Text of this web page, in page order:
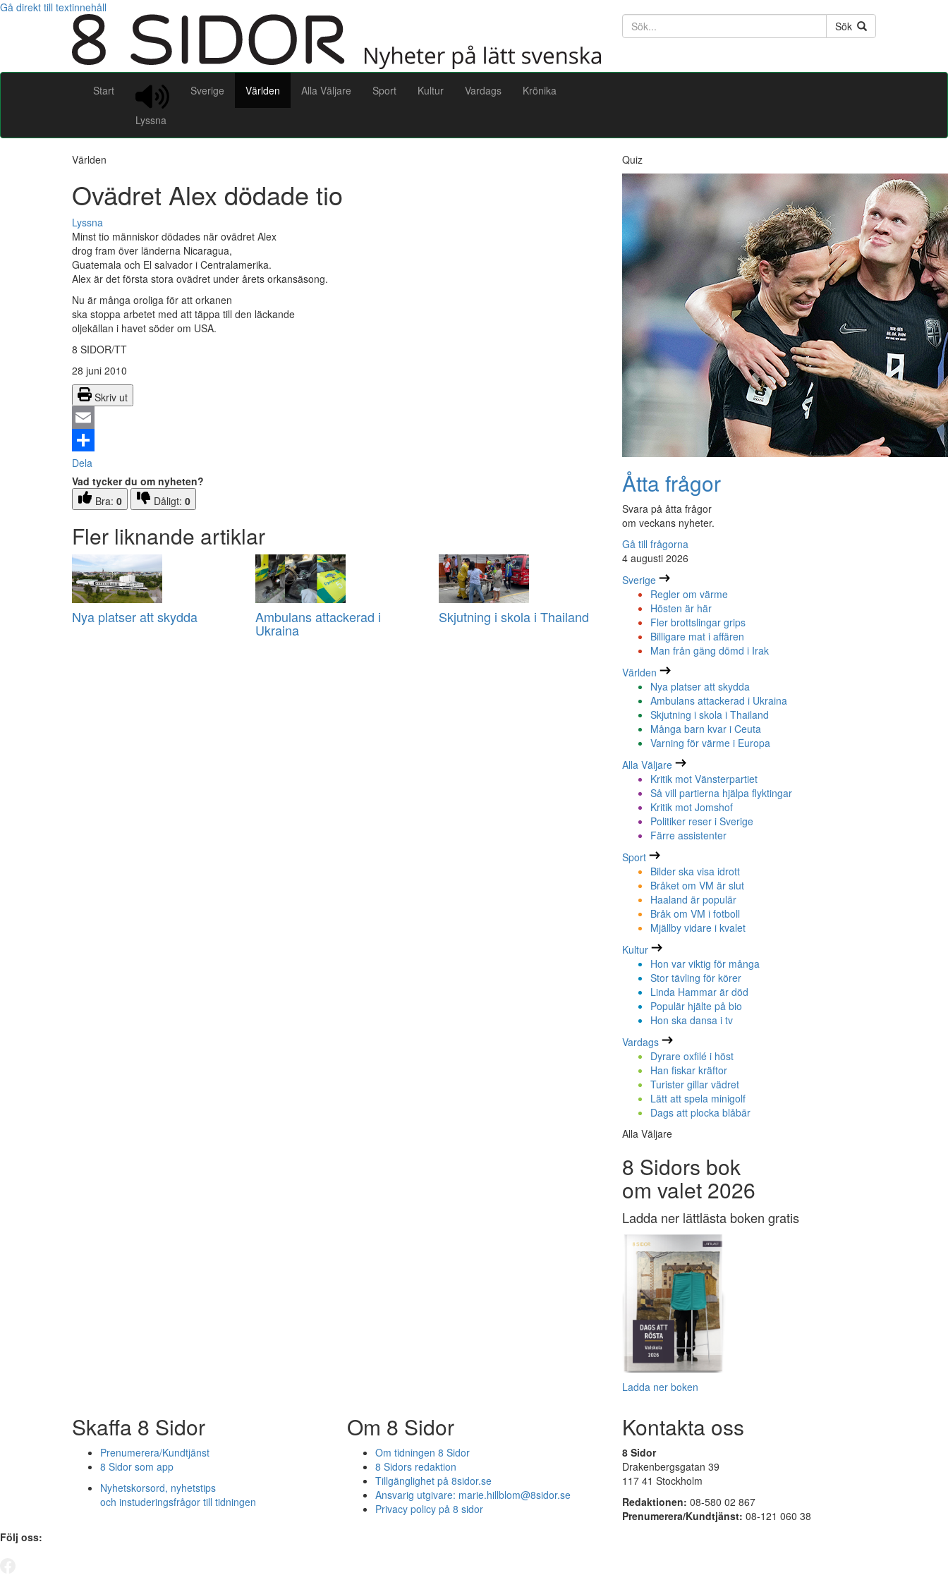
Gå direkt till textinnehåll
Söktext
Sök
Start
Lyssna
Sverige Världen Alla Väljare Sport Kultur Vardags Krönika
Världen
Ovädret Alex dödade tio
Lyssna
Minst tio människor dödades när ovädret Alex
drog fram över länderna Nicaragua,
Guatemala och El salvador i Centralamerika.
Alex är det första stora ovädret under årets orkansäsong.
Nu är många oroliga för att orkanen
ska stoppa arbetet med att täppa till den läckande
oljekällan i havet söder om USA.
8 SIDOR/TT
28 juni 2010
Skriv ut
Email
Dela
Vad tycker du om nyheten?
Bra: 0 Dåligt: 0
Fler liknande artiklar
Nya platser att skydda Ambulans attackerad i
Ukraina
Skjutning i skola i Thailand
Quiz
Åtta frågor
Svara på åtta frågor
om veckans nyheter.
Gå till frågorna
4 augusti 2026
Sverige
Regler om värme
Hösten är här
Fler brottslingar grips
Billigare mat i affären
Man från gäng dömd i Irak
Världen
Nya platser att skydda
Ambulans attackerad i Ukraina
Skjutning i skola i Thailand
Många barn kvar i Ceuta
Varning för värme i Europa
Alla Väljare
Kritik mot Vänsterpartiet
Så vill partierna hjälpa flyktingar
Kritik mot Jomshof
Politiker reser i Sverige
Färre assistenter
Sport
Bilder ska visa idrott
Bråket om VM är slut
Haaland är populär
Bråk om VM i fotboll
Mjällby vidare i kvalet
Kultur
Hon var viktig för många
Stor tävling för körer
Linda Hammar är död
Populär hjälte på bio
Hon ska dansa i tv
Vardags
Dyrare oxfilé i höst
Han fiskar kräftor
Turister gillar vädret
Lätt att spela minigolf
Dags att plocka blåbär
Alla Väljare
8 Sidors bok
om valet 2026
Ladda ner lättlästa boken gratis
Ladda ner boken
Skaffa 8 Sidor
Prenumerera/Kundtjänst
8 Sidor som app
Nyhetskorsord, nyhetstips
och instuderingsfrågor till tidningen
Om 8 Sidor
Om tidningen 8 Sidor
8 Sidors redaktion
Tillgänglighet på 8sidor.se
Ansvarig utgivare: marie.hillblom@8sidor.se
Privacy policy på 8 sidor
Kontakta oss
8 Sidor
Drakenbergsgatan 39
117 41 Stockholm
Redaktionen: 08-580 02 867
Prenumerera/Kundtjänst: 08-121 060 38
Följ oss: